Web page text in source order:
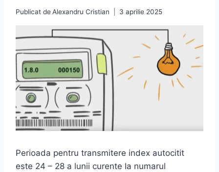
Publicat deAlexandru Cristian 3 aprilie 2025
Perioada pentru transmitere index autocitit
este 24 – 28 a lunii curente la numarul